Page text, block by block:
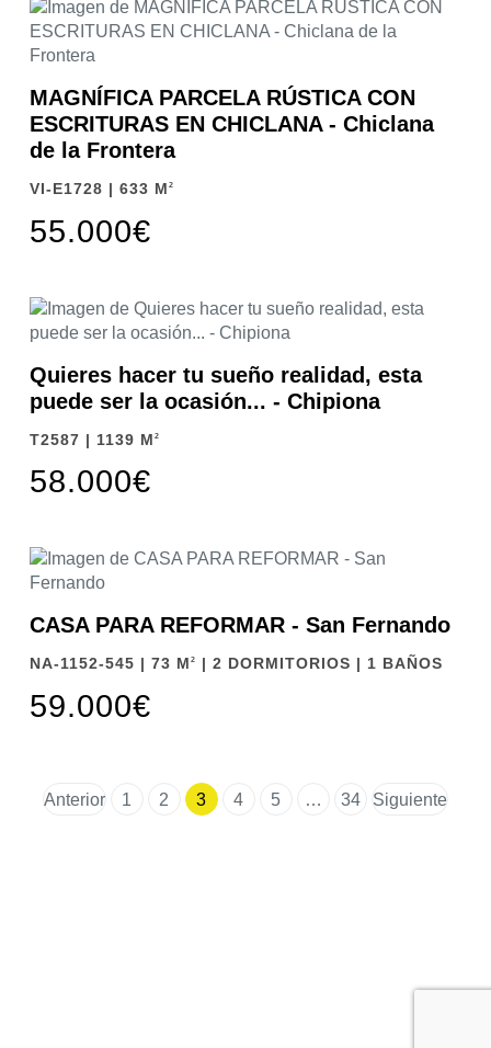
MAGNÍFICA PARCELA RÚSTICA CON
ESCRITURAS EN CHICLANA - Chiclana
de la Frontera
VI-E1728 | 633 M 2
55.000€
Quieres hacer tu sueño realidad, esta
puede ser la ocasión... - Chipiona
T2587 | 1139 M 2
58.000€
CASA PARA REFORMAR - San Fernando
NA-1152-545 | 73 M 2 | 2 DORMITORIOS | 1 BAÑOS
59.000€
Anterior 1 2 3 4 5 … 34 Siguiente